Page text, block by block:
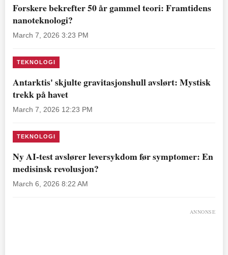
Forskere bekrefter 50 år gammel teori: Framtidens
nanoteknologi?
March 7, 2026 3:23 PM
TEKNOLOGI
Antarktis' skjulte gravitasjonshull avslørt: Mystisk
trekk på havet
March 7, 2026 12:23 PM
TEKNOLOGI
Ny AI-test avslører leversykdom før symptomer: En
medisinsk revolusjon?
March 6, 2026 8:22 AM
ANNONSE